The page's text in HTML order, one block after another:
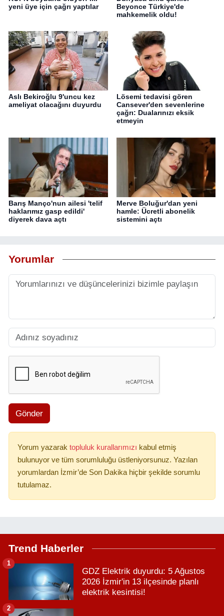
yeni üye için çağrı yaptılar
Beyonce Türkiye'de
mahkemelik oldu!
Aslı Bekiroğlu 9'uncu kez
ameliyat olacağını duyurdu
Lösemi tedavisi gören
Cansever'den sevenlerine
çağrı: Dualarınızı eksik
etmeyin
Barış Manço'nun ailesi 'telif
haklarımız gasp edildi'
diyerek dava açtı
Merve Boluğur'dan yeni
hamle: Ücretli abonelik
sistemini açtı
Yorumlar
Gönder
Yorum yazarak topluluk kurallarımızı kabul etmiş
bulunuyor ve tüm sorumluluğu üstleniyorsunuz. Yazılan
yorumlardan İzmir’de Son Dakika hiçbir şekilde sorumlu
tutulamaz.
Trend Haberler
GDZ Elektrik duyurdu: 5 Ağustos
2026 İzmir'in 13 ilçesinde planlı
elektrik kesintisi!
1
2